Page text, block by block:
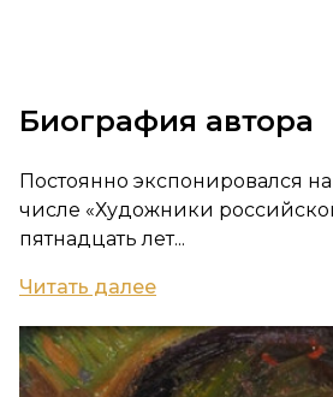
Биография автора
Постоянно экспонировался на
числе «Художники
пятнадцать лет...
Читать далее